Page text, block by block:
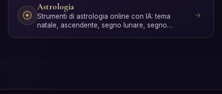
Astrologia
Strumenti di astrologia online con IA: tema
natale, ascendente, segno lunare, segno